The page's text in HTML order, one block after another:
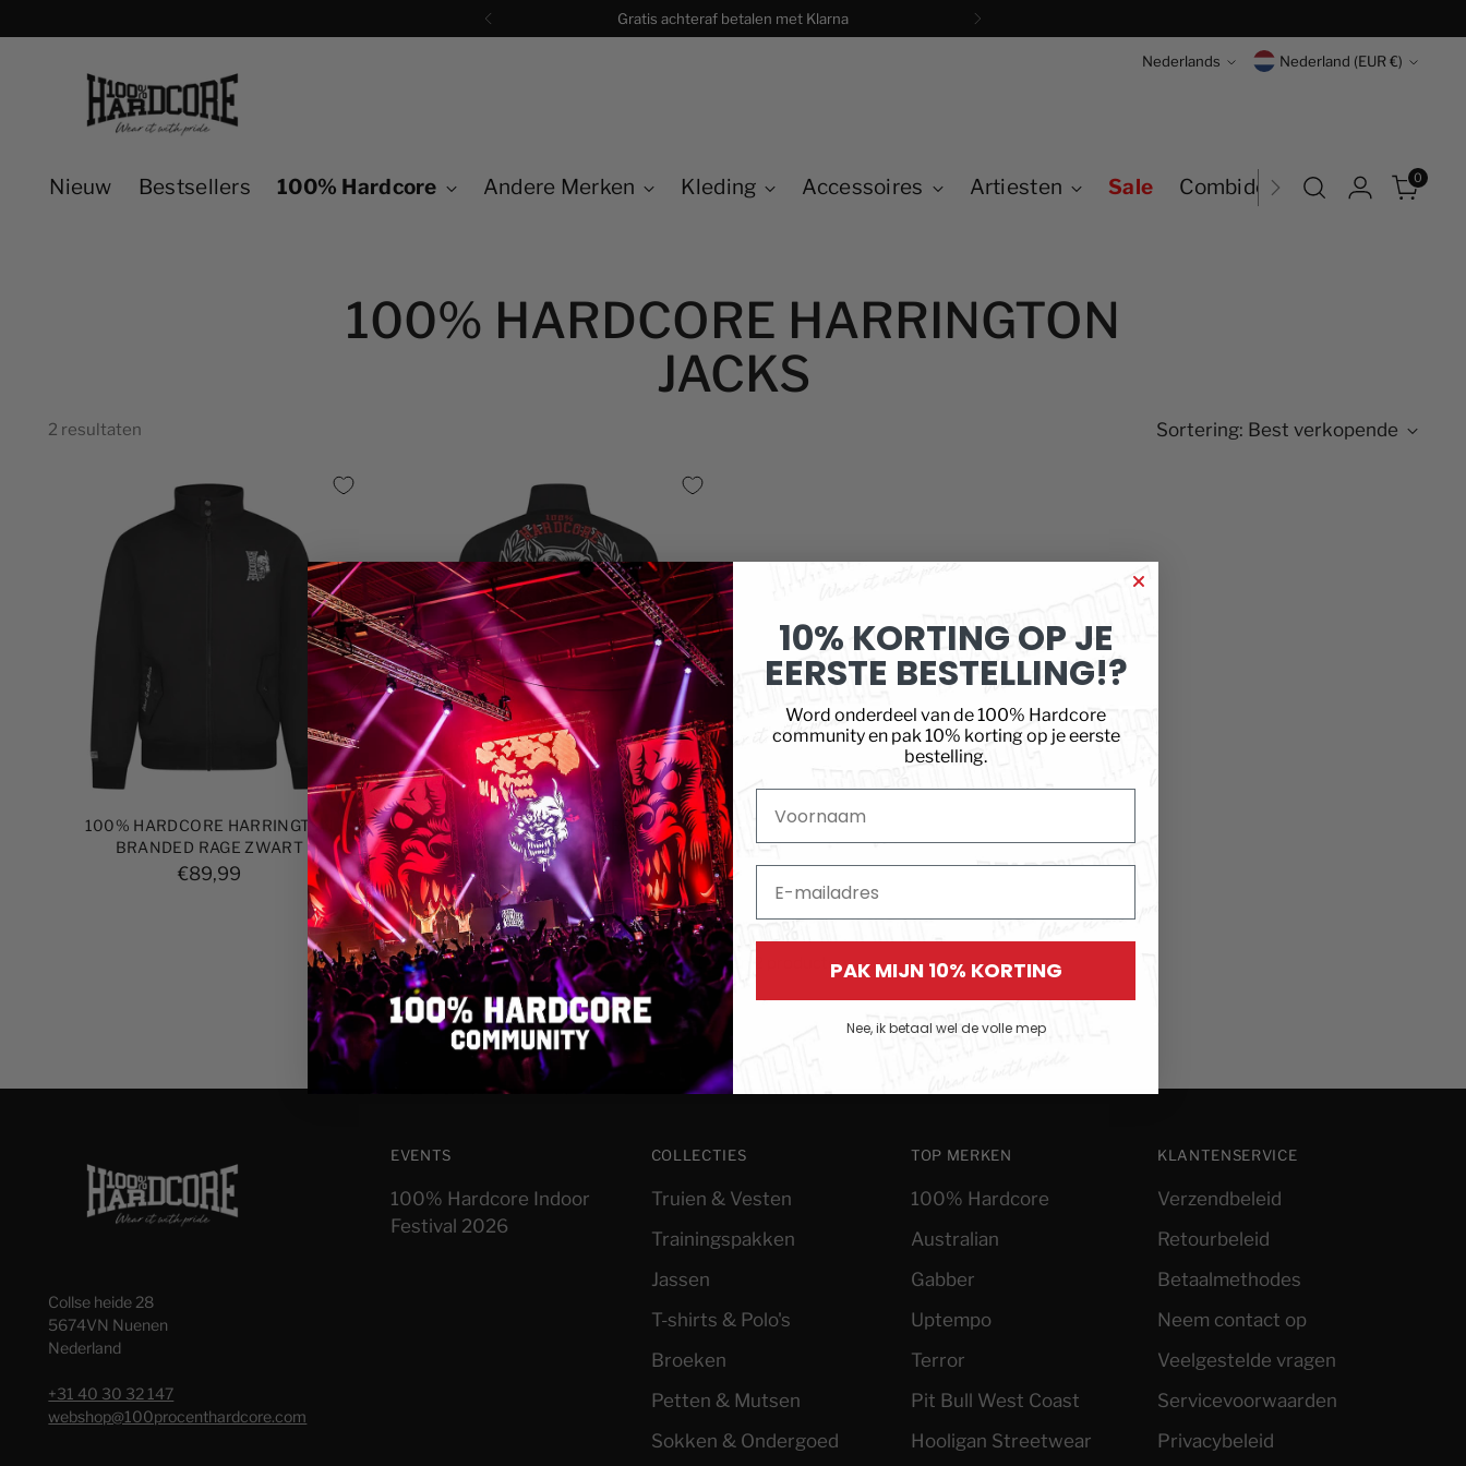
Taal
Nederlands MunteenheidNederland (EUR €)
Nieuw Bestsellers 100% Hardcore Andere Merken Kleding Accessoires Artiesten Sale Combideals 0
100% HARDCORE HARRINGTON
JACKS
2 resultaten Sortering: Best verkopende
100% HARDCORE HARRINGTON
BRANDED RAGE ZWART
€89,99
100% HARDCORE HARRINGTON
UNLEASHED
€89,99
Je bekijkt 1-2 van 2 producten
Collse heide 28
5674VN Nuenen
Nederland
+31 40 30 32 147
webshop@100procenthardcore.com
EVENTS
100% Hardcore Indoor
Festival 2026
COLLECTIES
Truien & Vesten
Trainingspakken
Jassen
T-shirts & Polo's
Broeken
Petten & Mutsen
Sokken & Ondergoed
TOP MERKEN
100% Hardcore
Australian
Gabber
Uptempo
Terror
Pit Bull West Coast
Hooligan Streetwear
KLANTENSERVICE
Verzendbeleid
Retourbeleid
Betaalmethodes
Neem contact op
Veelgestelde vragen
Servicevoorwaarden
Privacybeleid
10% KORTING OP JE
EERSTE BESTELLING!?
Word onderdeel van de 100% Hardcore
community en pak 10% korting op je eerste
bestelling.
PAK MIJN 10% KORTING
Nee, ik betaal wel de volle mep